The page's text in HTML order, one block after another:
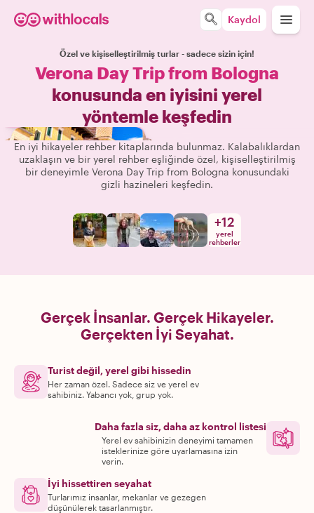
Kaydol
Özel ve kişiselleştirilmiş turlar - sadece sizin için!
Verona Day Trip from Bologna
konusunda en iyisini yerel
yöntemle keşfedin
En iyi hikayeler rehber kitaplarında bulunmaz. Kalabalıklardan
uzaklaşın ve bir yerel rehber eşliğinde özel, kişiselleştirilmiş
bir deneyimle Verona Day Trip from Bologna konusundaki
gizli hazineleri keşfedin.
+12
yerel
rehberler
Gerçek İnsanlar. Gerçek Hikayeler.
Gerçekten İyi Seyahat.
Turist değil, yerel gibi hissedin
Her zaman özel. Sadece siz ve yerel ev
sahibiniz. Yabancı yok, grup yok.
Daha fazla siz, daha az kontrol listesi
Yerel ev sahibinizin deneyimi tamamen
isteklerinize göre uyarlamasına izin
verin.
İyi hissettiren seyahat
Turlarımız insanlar, mekanlar ve gezegen
düşünülerek tasarlanmıştır.